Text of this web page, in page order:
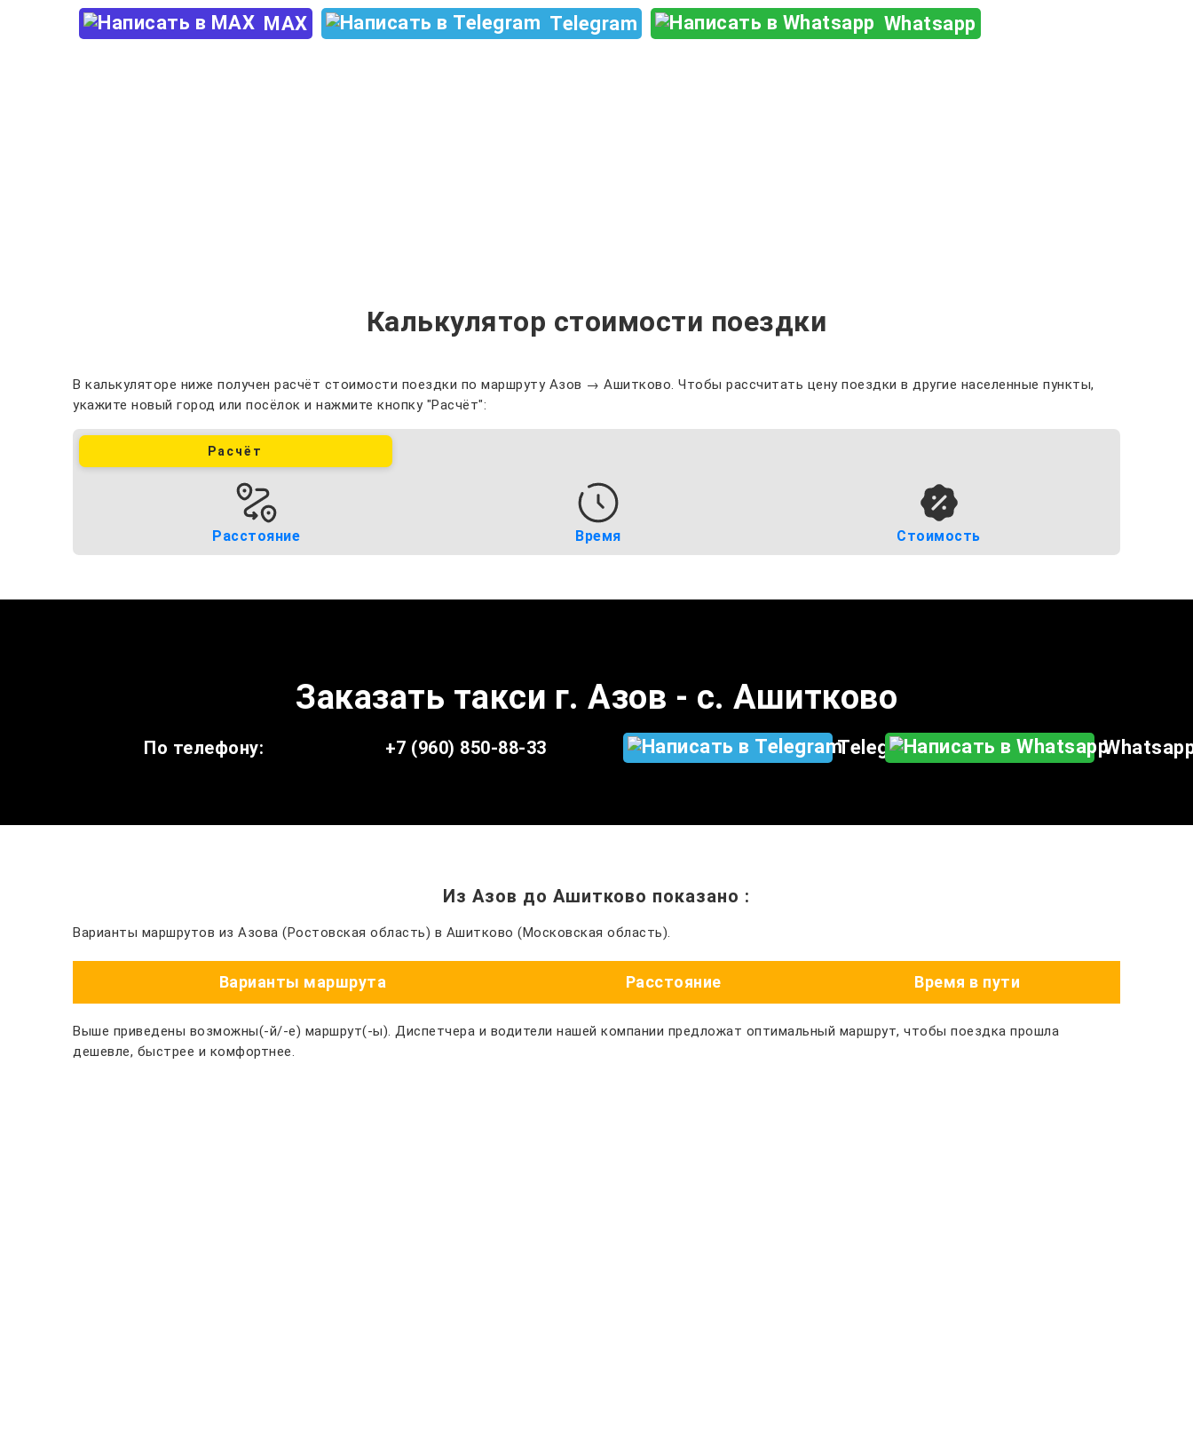
MAX Telegram Whatsapp
Калькулятор стоимости поездки
В калькуляторе ниже получен расчёт стоимости поездки по маршруту Азов → Ашитково. Чтобы рассчитать цену поездки в другие населенные пункты,
укажите новый город или посёлок и нажмите кнопку "Расчёт":
Расчёт
Расстояние Время Стоимость
Заказать такси г. Азов - с. Ашитково
По телефону: +7 (960) 850-88-33 Telegram
Из Азов до Ашитково показано :
Варианты маршрутов из Азова (Ростовская область) в Ашитково (Московская область).
Варианты маршрута Расстояние Время в пути
Выше приведены возможны(-й/-е) маршрут(-ы). Диспетчера и водители нашей компании предложат оптимальный маршрут, чтобы поездка прошла
дешевле, быстрее и комфортнее.